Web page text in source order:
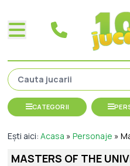
CATEGORII
Ești aici:Acasa »Personaje »
MASTERS OF THE